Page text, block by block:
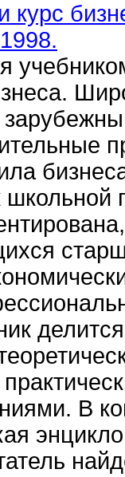
курс
школьной
В